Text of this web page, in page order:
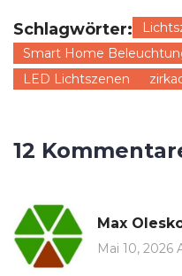
Schlagwörter:
Smart Home
LED Lichtszenen
12
Max
Mai 10, 2026